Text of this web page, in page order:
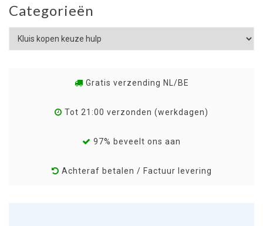
Categorieën
Gratis verzending NL/BE
Tot 21:00 verzonden (werkdagen)
97% beveelt ons aan
Achteraf betalen / Factuur levering